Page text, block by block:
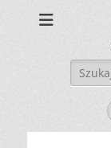
Szukaj: